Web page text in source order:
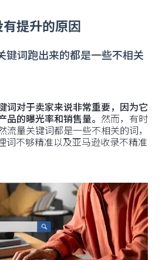
提升的原因
键词跑出来的都是一些不相关
词对于卖家来说非常重要，因为它
的曝光率和销售量。 然而，有时
量关键词都是一些不相关的词，
词不够精准以及亚马逊收录不精准